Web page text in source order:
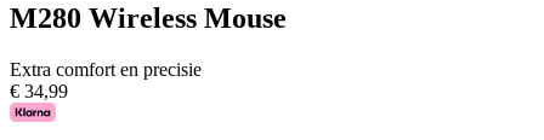
M280 Wireless Mouse
Extra comfort en precisie
€ 34,99